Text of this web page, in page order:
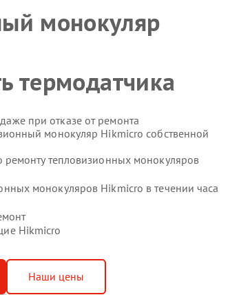
монокуляр
термодатчика
даже при отказе от ремонта
монокуляр Hikmicro собственной
тепловизионных монокуляров
монокуляров Hikmicro в течении часа
Hikmicro
Наши цены